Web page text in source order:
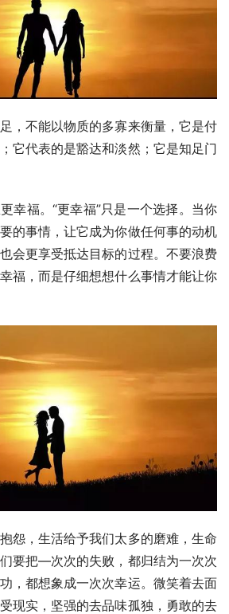
，不能以物质的多寡来衡量，它是付
它代表的是豁达和淡然；它是知足门
幸福。“更幸福”只是一个选择。当你
的事情，让它成为你做任何事的动机
会更享受抵达目标的过程。不要浪费
福，而是仔细想想什么事情才能让你
怨，生活给予我们太多的磨难，生命
要把—次次的失败，都归结为一次次
，都想象成一次次幸运。微笑着去面
现实，坚强的去品味孤独，勇敢的去